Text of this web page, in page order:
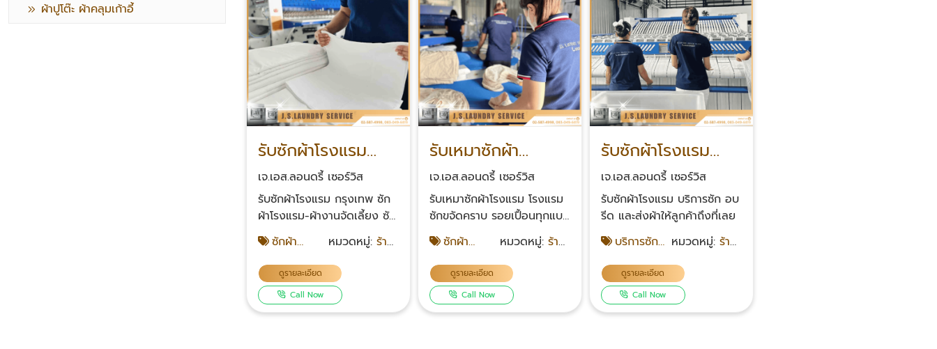
ผ้าปูโต๊ะ ผ้าคลุมเก้าอี้
รับซักผ้าโรงแรม
กรุงเทพ
เจ.เอส.ลอนดรี้ เซอร์วิส
รับซักผ้าโรงแรม กรุงเทพ ซัก
ผ้าโรงแรม-ผ้างานจัดเลี้ยง ซัก
ผ้าฟิตเนส-สปา
ซักผ้า
กรุงเทพ
หมวดหมู่: ร้าน
ดูรายละเอียด
Call Now
รับเหมาซักผ้า
โรงแรม
เจ.เอส.ลอนดรี้ เซอร์วิส
รับเหมาซักผ้าโรงแรม โรงแรม
ซักขจัดคราบ รอยเปื้อนทุกแบบ
รับซักชุดเครื่องนอนโรงแรม
ซักผ้าปูเตียง-ซักผ้าคลุมเตียง
ซักผ้าห่ม-ปลอกหมอน รับซัก
ผ้าห้องน้ำ ซักผ้าขนหนูเช็ดตัว
โรงแรมผืนเล็กผืนใหญ่-ซักเสื้อ
คลุมอาบน้ำ ซักผ้าเช็ดเท้า
ซักผ้า
หมวดหมู่: ร้าน
ดูรายละเอียด
Call Now
รับซักผ้าโรงแรม
บริการซัก อบ รีด
เจ.เอส.ลอนดรี้ เซอร์วิส
รับซักผ้าโรงแรม บริการซัก อบ
รีด และส่งผ้าให้ลูกค้าถึงที่เลย
บริการซัก
หมวดหมู่: ร้าน
ดูรายละเอียด
Call Now